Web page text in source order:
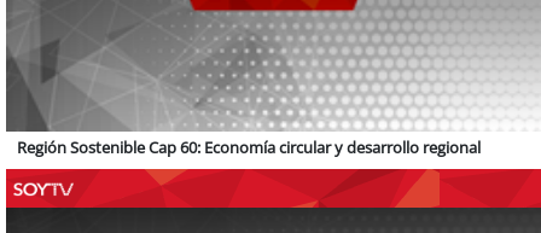
Región Sostenible Cap 60: Economía circular y desarrollo regional